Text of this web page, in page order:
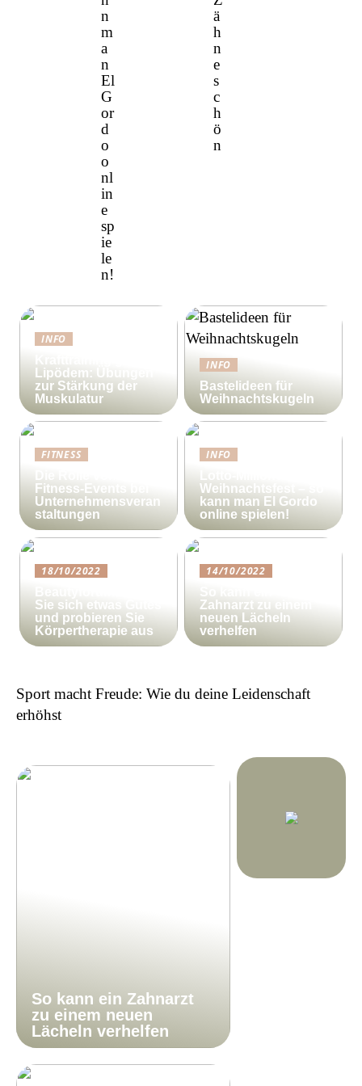
n
m
a
n
El
G
or
d
o
o
nl
in
e
sp
ie
le
n!
ä
h
n
e
s
c
h
ö
n
INFO
Lipödem: Übungen
zur Stärkung der
Muskulatur
INFO
Bastelideen für
Weihnachtskugeln
FITNESS
Fitness-Events bei
Unternehmensveran
staltungen
INFO
Weihnachtsfest – so
kann man El Gordo
online spielen!
18/10/2022
Sie sich etwas Gutes
und probieren Sie
Körpertherapie aus
14/10/2022
Zahnarzt zu einem
neuen Lächeln
verhelfen
Sport macht Freude: Wie du deine Leidenschaft
erhöhst
So kann ein Zahnarzt
zu einem neuen
Lächeln verhelfen